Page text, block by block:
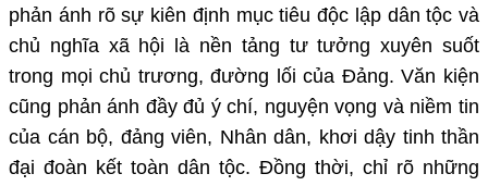
phản ánh rõ sự kiên định mục tiêu độc lập dân tộc và
chủ nghĩa xã hội là nền tảng tư tưởng xuyên suốt
trong mọi chủ trương, đường lối của Đảng. Văn kiện
cũng phản ánh đầy đủ ý chí, nguyện vọng và niềm tin
của cán bộ, đảng viên, Nhân dân, khơi dậy tinh thần
đại đoàn kết toàn dân tộc. Đồng thời, chỉ rõ những